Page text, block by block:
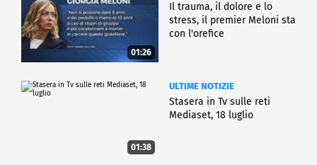
01:26
Il trauma, il dolore e lo
stress, il premier Meloni sta
con l'orefice
01:38
ULTIME NOTIZIE
Stasera in Tv sulle reti
Mediaset, 18 luglio